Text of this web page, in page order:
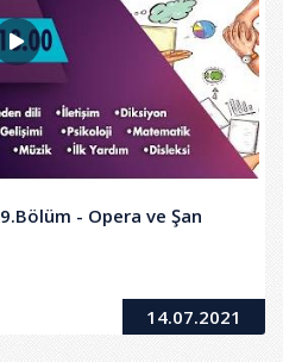
- Opera ve Şan
14.07.2021